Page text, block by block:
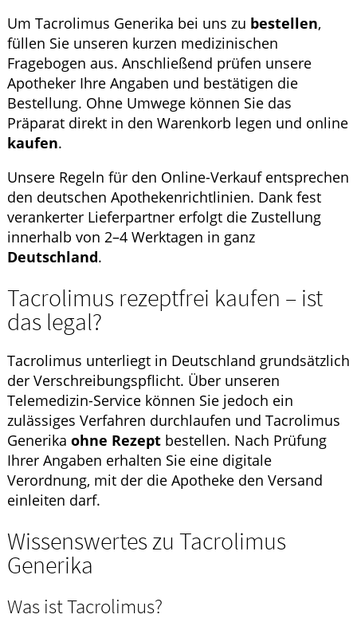
Um Tacrolimus Generika bei uns zu bestellen,
füllen Sie unseren kurzen medizinischen
Fragebogen aus. Anschließend prüfen unsere
Apotheker Ihre Angaben und bestätigen die
Bestellung. Ohne Umwege können Sie das
Präparat direkt in den Warenkorb legen und online
kaufen.
Unsere Regeln für den Online-Verkauf entsprechen
den deutschen Apothekenrichtlinien. Dank fest
verankerter Lieferpartner erfolgt die Zustellung
innerhalb von 2–4 Werktagen in ganz
Deutschland.
Tacrolimus rezeptfrei kaufen – ist
das legal?
Tacrolimus unterliegt in Deutschland grundsätzlich
der Verschreibungspflicht. Über unseren
Telemedizin-Service können Sie jedoch ein
zulässiges Verfahren durchlaufen und Tacrolimus
Generika ohne Rezept bestellen. Nach Prüfung
Ihrer Angaben erhalten Sie eine digitale
Verordnung, mit der die Apotheke den Versand
einleiten darf.
Wissenswertes zu Tacrolimus
Generika
Was ist Tacrolimus?